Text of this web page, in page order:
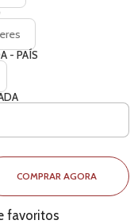
- PAÍS
COMPRAR AGORA
favoritos